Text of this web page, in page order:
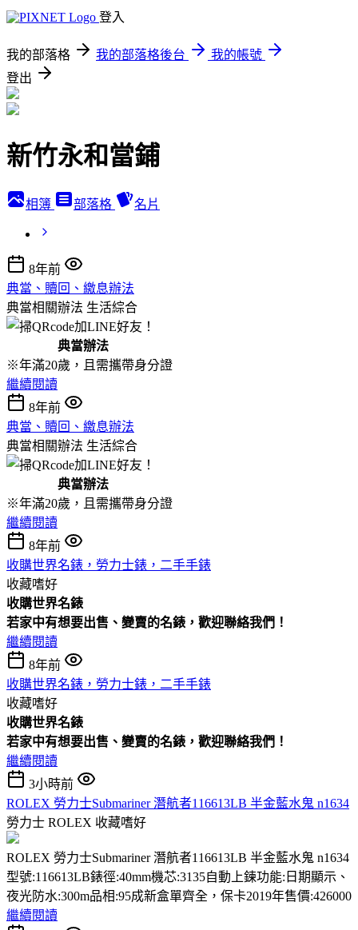
登入
我的部落格 我的部落格後台
我的帳號
登出
新竹永和當鋪
相簿 部落格 名片
8年前
典當、贖回、繳息辦法
典當相關辦法 生活綜合
典當辦法
※年滿20歲，且需攜帶身分證
繼續閱讀
8年前
典當、贖回、繳息辦法
典當相關辦法 生活綜合
典當辦法
※年滿20歲，且需攜帶身分證
繼續閱讀
8年前
收購世界名錶，勞力士錶，二手手錶
收藏嗜好
收購世界名錶
若家中有想要出售、變賣的名錶，歡迎聯絡我們！
繼續閱讀
8年前
收購世界名錶，勞力士錶，二手手錶
收藏嗜好
收購世界名錶
若家中有想要出售、變賣的名錶，歡迎聯絡我們！
繼續閱讀
3小時前
ROLEX 勞力士Submariner 潛航者116613LB 半金藍水鬼 n1634
勞力士 ROLEX 收藏嗜好
ROLEX 勞力士Submariner 潛航者116613LB 半金藍水鬼 n1634
型號:116613LB錶徑:40mm機芯:3135自動上鍊功能:日期顯示、
夜光防水:300m品相:95成新盒單齊全，保卡2019年售價:426000
繼續閱讀